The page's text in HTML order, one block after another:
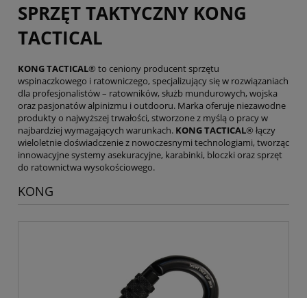
SPRZĘT TAKTYCZNY KONG
TACTICAL
KONG TACTICAL® to ceniony producent sprzętu
wspinaczkowego i ratowniczego, specjalizujący się w rozwiązaniach
dla profesjonalistów – ratowników, służb mundurowych, wojska
oraz pasjonatów alpinizmu i outdooru. Marka oferuje niezawodne
produkty o najwyższej trwałości, stworzone z myślą o pracy w
najbardziej wymagających warunkach. KONG TACTICAL® łączy
wieloletnie doświadczenie z nowoczesnymi technologiami, tworząc
innowacyjne systemy asekuracyjne, karabinki, bloczki oraz sprzęt
do ratownictwa wysokościowego.
KONG